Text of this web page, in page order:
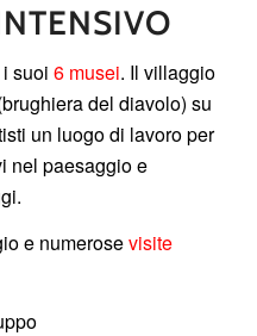
suoi 6 musei. Il villaggio
del diavolo) su
un luogo di lavoro per
nel paesaggio e
e numerosevisite